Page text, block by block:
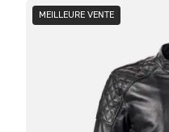
MEILLEURE VENTE